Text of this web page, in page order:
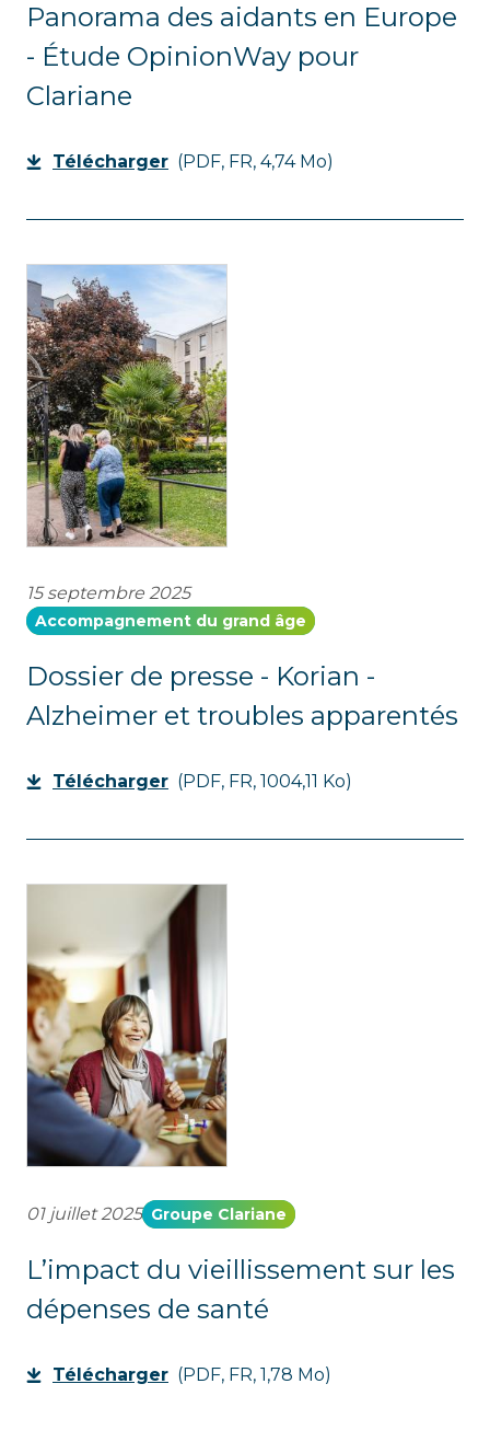
Panorama des aidants en Europe
- Étude OpinionWay pour
Clariane
Télécharger (PDF, FR, 4,74 Mo)
Dossier de presse - Korian -
Alzheimer et troubles apparentés
15 septembre 2025
Accompagnement du grand âge
Télécharger (PDF, FR, 1004,11 Ko)
L’impact du vieillissement sur les
dépenses de santé
01 juillet 2025 Groupe Clariane
Télécharger (PDF, FR, 1,78 Mo)